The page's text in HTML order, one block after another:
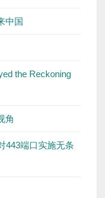
中国
the Reckoning
角
443端口实施无条